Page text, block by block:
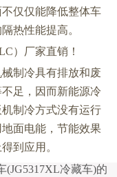
仅仅能降低整体车
热性能提高。
制冷具有排放和废
足，因而新能源冷
制冷方式没有运行
面电能，节能效果
到应用。
(JG5317XL冷藏车)的